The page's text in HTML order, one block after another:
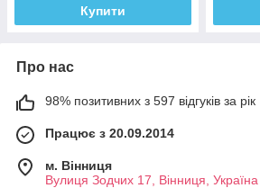
Купити
Про нас
98% позитивних з 597 відгуків за рік
Працює з 20.09.2014
м. Вінниця
Вулиця Зодчих 17, Вінниця, Україна